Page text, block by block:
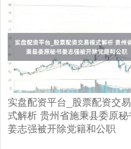
实盘配资平台_股票配资交
式解析 贵州省施秉县委原秘
姜志强被开除党籍和公职
上证综指